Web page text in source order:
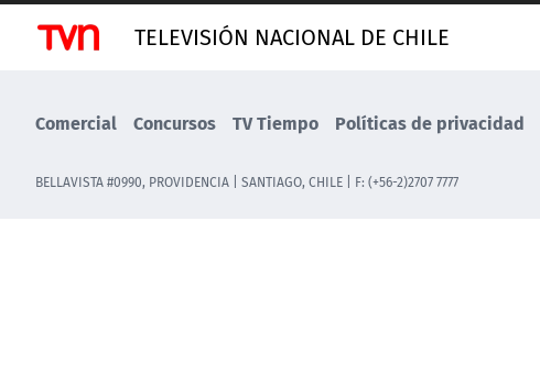
TELEVISIÓN NACIONAL DE CHILE
Comercial Concursos TV Tiempo Políticas de privacidad
BELLAVISTA #0990, PROVIDENCIA | SANTIAGO, CHILE | F: (+56-2)2707 7777